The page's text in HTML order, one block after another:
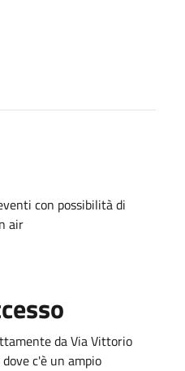
con possibilità di
air
da Via Vittorio
c'è un ampio